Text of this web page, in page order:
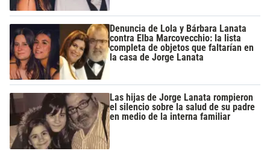
Denuncia de Lola y Bárbara Lanata
contra Elba Marcovecchio: la lista
completa de objetos que faltarían en
la casa de Jorge Lanata
Las hijas de Jorge Lanata rompieron
el silencio sobre la salud de su padre
en medio de la interna familiar